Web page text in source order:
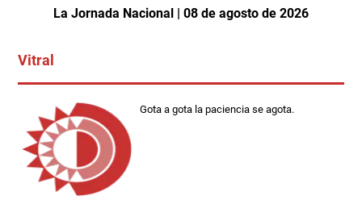
La Jornada Nacional | 08 de agosto de 2026
Vitral
Gota a gota la paciencia se agota.